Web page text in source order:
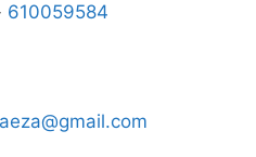
610059584